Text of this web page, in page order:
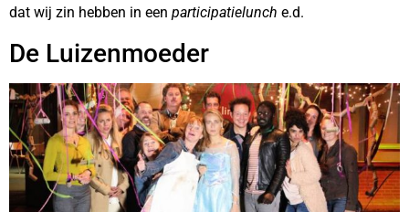
dat wij zin hebben in een participatielunch e.d.
De Luizenmoeder